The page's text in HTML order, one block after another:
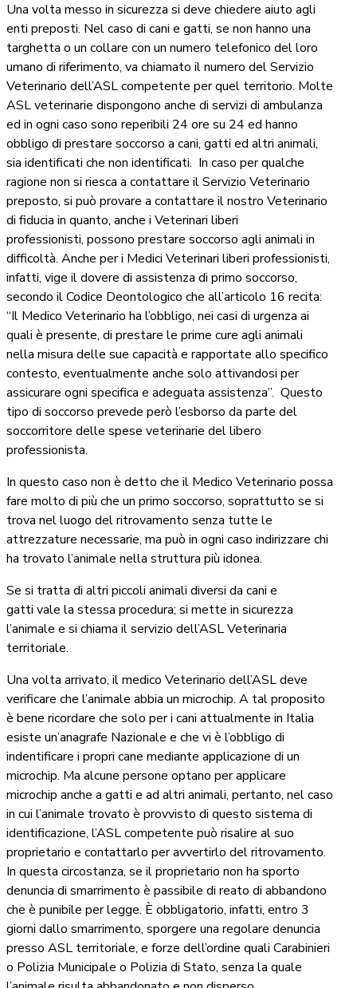
Una volta messo in sicurezza si deve chiedere aiuto agli
enti preposti. Nel caso di cani e gatti, se non hanno una
targhetta o un collare con un numero telefonico del loro
umano di riferimento, va chiamato il numero del Servizio
Veterinario dell’ASL competente per quel territorio. Molte
ASL veterinarie dispongono anche di servizi di ambulanza
ed in ogni caso sono reperibili 24 ore su 24 ed hanno
obbligo di prestare soccorso a cani, gatti ed altri animali,
sia identificati che non identificati. In caso per qualche
ragione non si riesca a contattare il Servizio Veterinario
preposto, si può provare a contattare il nostro Veterinario
di fiducia in quanto, anche i Veterinari liberi
professionisti, possono prestare soccorso agli animali in
difficoltà. Anche per i Medici Veterinari liberi professionisti,
infatti, vige il dovere di assistenza di primo soccorso,
secondo il Codice Deontologico che all’articolo 16 recita:
“Il Medico Veterinario ha l’obbligo, nei casi di urgenza ai
quali è presente, di prestare le prime cure agli animali
nella misura delle sue capacità e rapportate allo specifico
contesto, eventualmente anche solo attivandosi per
assicurare ogni specifica e adeguata assistenza”. Questo
tipo di soccorso prevede però l’esborso da parte del
soccorritore delle spese veterinarie del libero
professionista.
In questo caso non è detto che il Medico Veterinario possa
fare molto di più che un primo soccorso, soprattutto se si
trova nel luogo del ritrovamento senza tutte le
attrezzature necessarie, ma può in ogni caso indirizzare chi
ha trovato l’animale nella struttura più idonea.
Se si tratta di altri piccoli animali diversi da cani e
gatti vale la stessa procedura; si mette in sicurezza
l’animale e si chiama il servizio dell’ASL Veterinaria
territoriale.
Una volta arrivato, il medico Veterinario dell’ASL deve
verificare che l’animale abbia un microchip. A tal proposito
è bene ricordare che solo per i cani attualmente in Italia
esiste un’anagrafe Nazionale e che vi è l’obbligo di
indentificare i propri cane mediante applicazione di un
microchip. Ma alcune persone optano per applicare
microchip anche a gatti e ad altri animali, pertanto, nel caso
in cui l’animale trovato è provvisto di questo sistema di
identificazione, l’ASL competente può risalire al suo
proprietario e contattarlo per avvertirlo del ritrovamento.
In questa circostanza, se il proprietario non ha sporto
denuncia di smarrimento è passibile di reato di abbandono
che è punibile per legge. È obbligatorio, infatti, entro 3
giorni dallo smarrimento, sporgere una regolare denuncia
presso ASL territoriale, e forze dell’ordine quali Carabinieri
o Polizia Municipale o Polizia di Stato, senza la quale